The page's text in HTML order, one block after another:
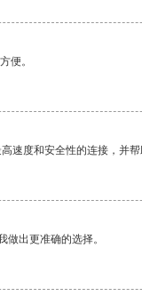
便。
速度和安全性的连接，并帮
出更准确的选择。